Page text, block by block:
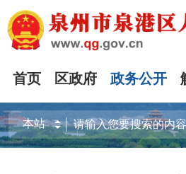
首页 区政府 政务公开